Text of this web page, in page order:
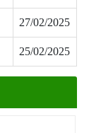
27/02/2025
25/02/2025